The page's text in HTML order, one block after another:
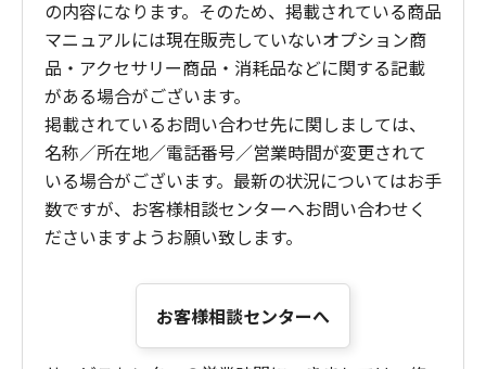
の内容になります。そのため、掲載されている商品
マニュアルには現在販売していないオプション商
品・アクセサリー商品・消耗品などに関する記載
がある場合がございます。
掲載されているお問い合わせ先に関しましては、
名称／所在地／電話番号／営業時間が変更されて
いる場合がございます。最新の状況についてはお手
数ですが、お客様相談センターへお問い合わせく
ださいますようお願い致します。
お客様相談センターへ